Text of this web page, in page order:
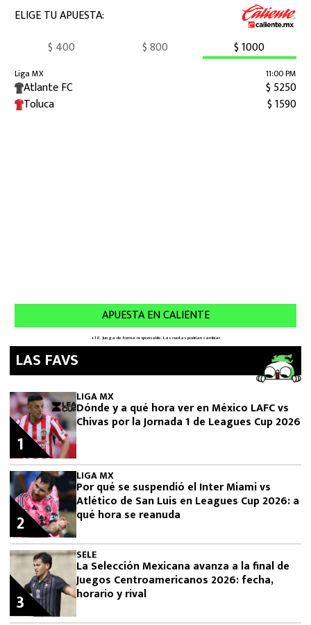
LAS FAVS
LIGA MX
Dónde y a qué hora ver en México LAFC vs
Chivas por la Jornada 1 de Leagues Cup 2026
1
LIGA MX
Por qué se suspendió el Inter Miami vs
Atlético de San Luis en Leagues Cup 2026: a
qué hora se reanuda
2
SELE
La Selección Mexicana avanza a la final de
Juegos Centroamericanos 2026: fecha,
horario y rival
3